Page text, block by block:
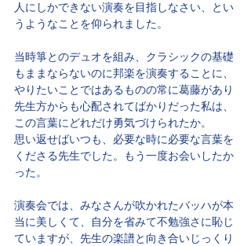
人にしかできない演奏を目指しなさい、とい
うようなことを仰られました。
当時箏とのデュオを組み、クラシックの基礎
もままならないのに邦楽を演奏することに、
やりたいことではあるものの常に葛藤があり
先生方からも心配されてばかりだった私は、
この言葉にどれだけ勇気づけられたか。
思い返せばいつも、必要な時に必要な言葉を
くださる先生でした。もう一度お会いしたか
った。
演奏会では、みなさんが吹かれたバッハが本
当に美しくて、自分を省みて不勉強さに恥じ
ていますが、先生の楽譜と向き合いじっくり